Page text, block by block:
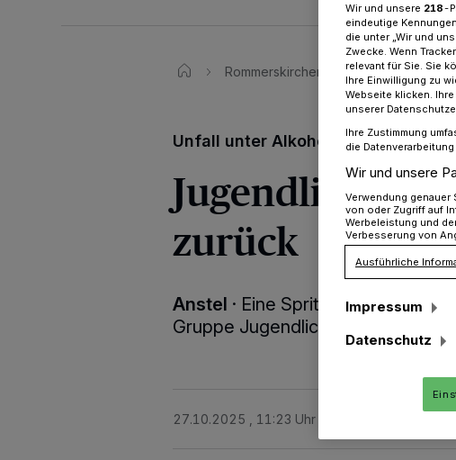
Rommerskirchen Unfall unter
Unfall unter Alkoholeinfluss
Jugendliche
zurück
Anstel · Eine Spritztour mit dem
Gruppe Jugendlicher in einem Feld
27.10.2025 , 11:23 Uhr
Wir und unsere 218-
eindeutige
die unter „Wir und
Zwecke. Wenn
relevant für Sie. Sie
Ihre Einwilligung zu
Webseite klicken.
unserer
Ihre Zustimmung
die
Wir und unsere
Verwendung genauer
von oder Zugriff auf
Werbeleistung und
Verbesserung von
Ausführliche
Impressum
Datenschutz